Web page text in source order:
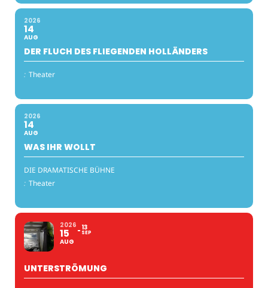
2026
14
AUG
DER FLUCH DES FLIEGENDEN HOLLÄNDERS
: Theater
2026
14
AUG
WAS IHR WOLLT
DIE DRAMATISCHE BÜHNE
: Theater
2026
15
AUG
13
SEP
UNTERSTRÖMUNG